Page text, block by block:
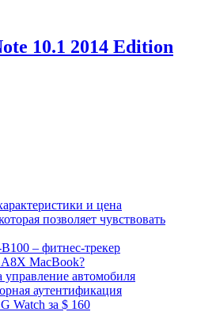
10.1 2014 Edition
и цена
позволяет чувствовать
– фитнес-трекер
A8X MacBook?
управление автомобиля
аутентификация
Watch за $ 160